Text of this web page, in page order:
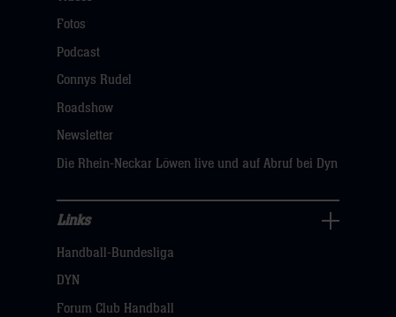
Navigation
öffnen,
dann
hier
Fotos
Podcast
Connys Rudel
Roadshow
Newsletter
Die Rhein-Neckar Löwen live und auf Abruf bei Dyn
Navigation
öffnen,
dann
Links
Handball-Bundesliga
DYN
Forum Club Handball